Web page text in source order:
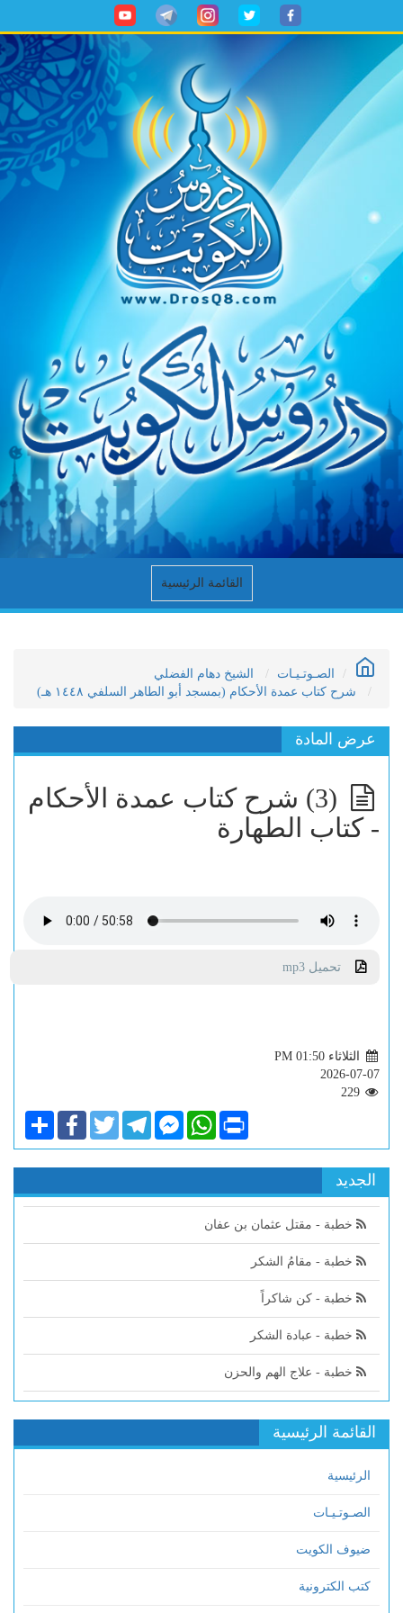
القائمة الرئيسية
الصـوتـيـات
الشيخ دهام الفضلي
شرح كتاب عمدة الأحكام (بمسجد أبو الطاهر السلفي ١٤٤٨ هـ)
عرض المادة
(3) شرح كتاب عمدة الأحكام
- كتاب الطهارة
تحميل mp3
الثلاثاء PM 01:50
2026-07-07
ShareFacebookTwitterTelegramFacebook
Messenger
WhatsApp Print
الجديد
خطبة - مقتل عثمان بن عفان
خطبة - مقامُ الشكر
خطبة - كن شاكراً
خطبة - عبادة الشكر
خطبة - علاج الهم والحزن
القائمة الرئيسية
الرئيسية
الصـوتـيـات
ضيوف الكويت
كتب الكترونية